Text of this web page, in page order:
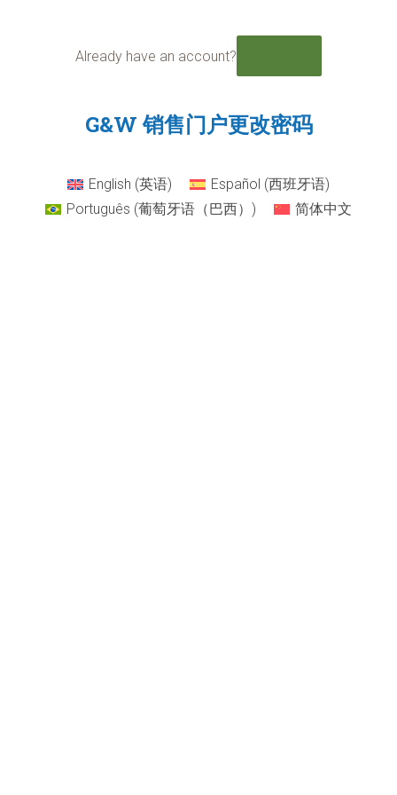
Already have an account?
G&W 销售门户更改密码
English (英语) Español (西班牙语)
Português (葡萄牙语（巴西） ) 简体中文